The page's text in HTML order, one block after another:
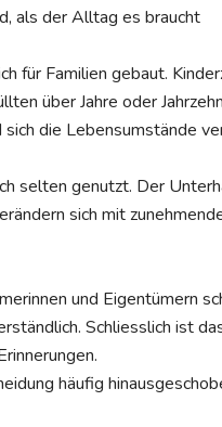
als der Alltag es braucht
für Familien gebaut.
über Jahre oder
sich die Lebensumstände
selten genutzt. Der
sich mit
und Eigentümern
Schliesslich ist
häufig